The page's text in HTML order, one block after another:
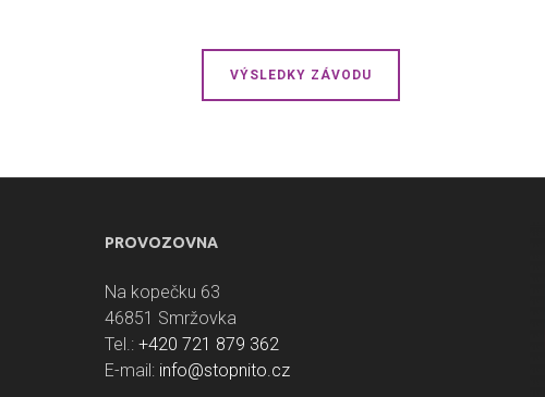
VÝSLEDKY ZÁVODU
PROVOZOVNA
Na kopečku 63
46851 Smržovka
Tel.: +420 721 879 362
E-mail: info@stopnito.cz